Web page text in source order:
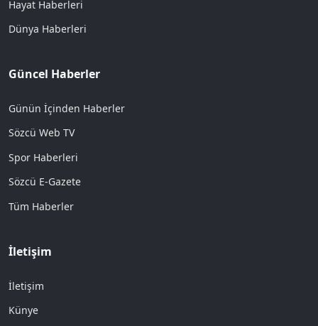
Hayat Haberleri
Dünya Haberleri
Güncel Haberler
Günün İçinden Haberler
Sözcü Web TV
Spor Haberleri
Sözcü E-Gazete
Tüm Haberler
İletişim
İletişim
Künye